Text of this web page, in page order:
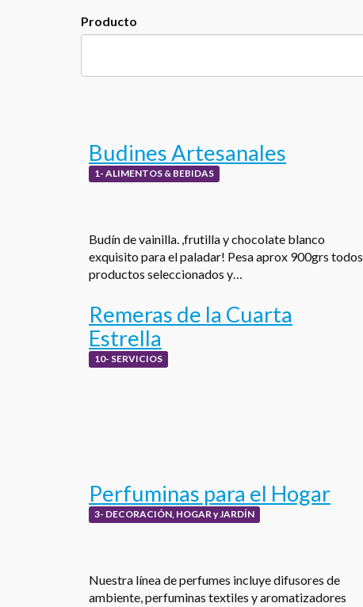
Producto
Budines Artesanales
1- ALIMENTOS & BEBIDAS
Budín de vainilla. ,frutilla y chocolate blanco
exquisito para el paladar! Pesa aprox 900grs todos
productos seleccionados y…
Remeras de la Cuarta
Estrella
10- SERVICIOS
Perfuminas para el Hogar
3- DECORACIÓN, HOGAR y JARDÍN
Nuestra línea de perfumes incluye difusores de
ambiente, perfuminas textiles y aromatizadores